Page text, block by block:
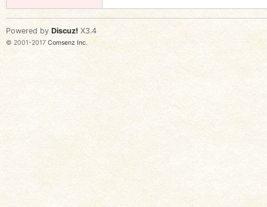
Powered by Discuz! X3.4
© 2001-2017 Comsenz Inc.